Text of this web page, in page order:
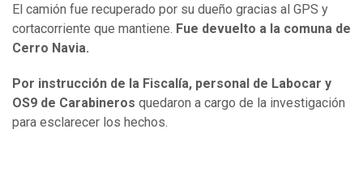
El camión fue recuperado por su dueño gracias al GPS y
cortacorriente que mantiene. Fue devuelto a la comuna de
Cerro Navia.
Por instrucción de la Fiscalía, personal de Labocar y
OS9 de Carabineros quedaron a cargo de la investigación
para esclarecer los hechos.